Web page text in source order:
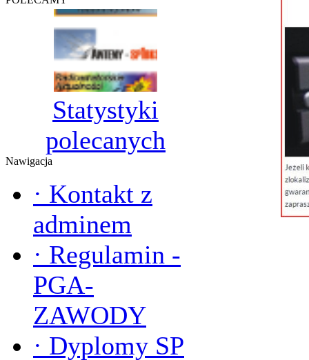
Statystyki
polecanych
Nawigacja
· Kontakt z
adminem
· Regulamin -
PGA-
ZAWODY
· Dyplomy SP